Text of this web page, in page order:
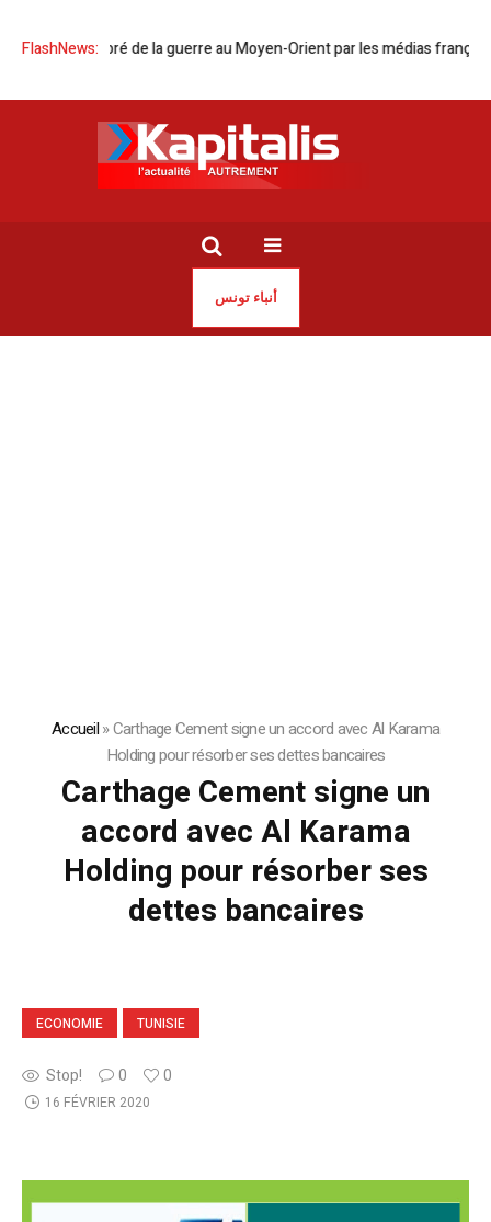
FlashNews:
déséquilibré de la guerre au Moyen-Orient par les médias français
أنباء تونس
Accueil»Carthage Cement signe un accord avec Al Karama
Holding pour résorber ses dettes bancaires
Carthage Cement signe un
accord avec Al Karama
Holding pour résorber ses
dettes bancaires
ECONOMIE TUNISIE
Stop! 0 0
16 FÉVRIER 2020